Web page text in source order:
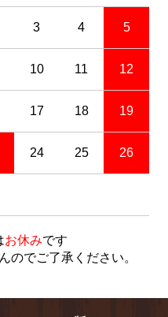
3 4 5
10 11 12
17 18 19
24 25 26
お休みです
のでご了承ください。